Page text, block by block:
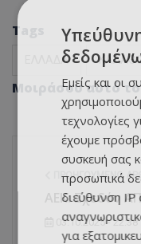
Tags
ΕΛΛΑΔΑ
Μοιράσου αυτό
ΠΡΟΗΓΟΎΜΕΝΟ
ΑΕΚ: Σχεδόν
03.10.2025 - 22:38
Εμείς και οι
τεχνολογίες
έχουμε
συσκευή σας
προσωπικά
διεύθυνση IP
για